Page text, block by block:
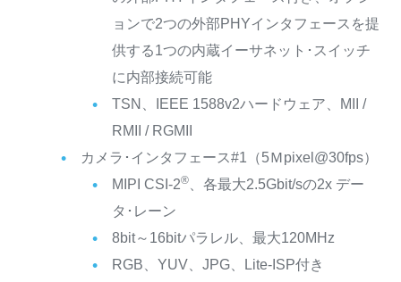
ョンで2つの外部PHYインタフェースを提
供する1つの内蔵イーサネット･スイッチ
に内部接続可能
TSN、IEEE 1588v2ハードウェア、MII /
RMII / RGMII
カメラ･インタフェース#1（5Ｍpixel@30fps）
MIPI CSI-2®、各最大2.5Gbit/sの2x デー
タ･レーン
8bit～16bitパラレル、最大120MHz
RGB、YUV、JPG、Lite-ISP付き